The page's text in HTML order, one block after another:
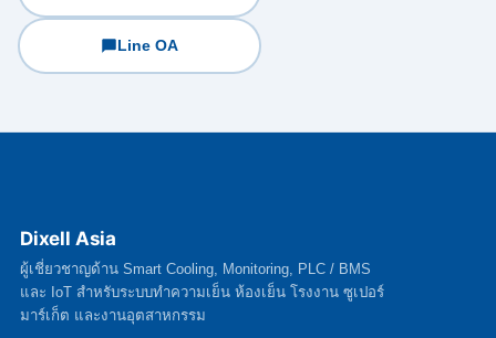
Line OA
Dixell Asia
ผู้เชี่ยวชาญด้าน Smart Cooling, Monitoring, PLC / BMS
และ IoT สำหรับระบบทำความเย็น ห้องเย็น โรงงาน ซูเปอร์
มาร์เก็ต และงานอุตสาหกรรม